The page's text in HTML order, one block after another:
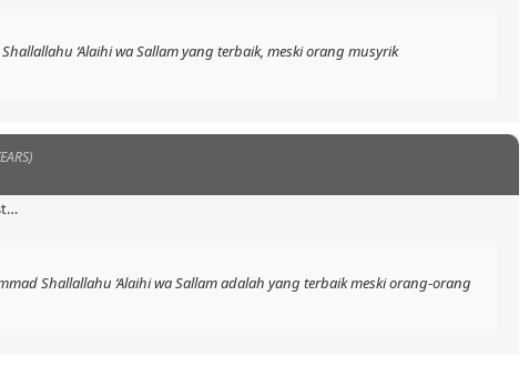
‘Alaihi wa Sallam yang terbaik, meski orang musyrik
Shallallahu ‘Alaihi wa Sallam adalah yang terbaik meski orang-orang